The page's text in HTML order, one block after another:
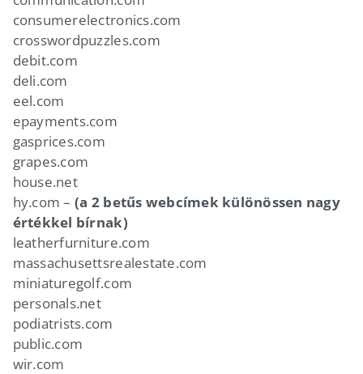
consumerelectronics.com
crosswordpuzzles.com
debit.com
deli.com
eel.com
epayments.com
gasprices.com
grapes.com
house.net
hy.com – (a 2 betűs webcímek különössen nagy
értékkel bírnak)
leatherfurniture.com
massachusettsrealestate.com
miniaturegolf.com
personals.net
podiatrists.com
public.com
wir.com